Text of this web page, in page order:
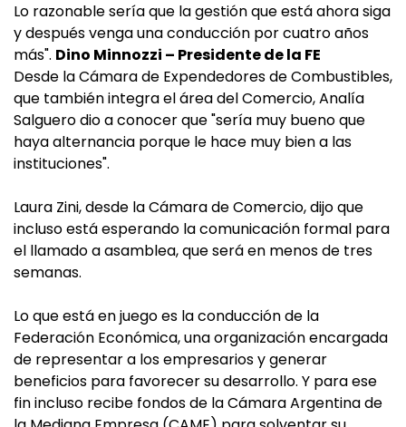
Lo razonable sería que la gestión que está ahora siga
y después venga una conducción por cuatro años
más". Dino Minnozzi – Presidente de la FE
Desde la Cámara de Expendedores de Combustibles,
que también integra el área del Comercio, Analía
Salguero dio a conocer que "sería muy bueno que
haya alternancia porque le hace muy bien a las
instituciones".
Laura Zini, desde la Cámara de Comercio, dijo que
incluso está esperando la comunicación formal para
el llamado a asamblea, que será en menos de tres
semanas.
Lo que está en juego es la conducción de la
Federación Económica, una organización encargada
de representar a los empresarios y generar
beneficios para favorecer su desarrollo. Y para ese
fin incluso recibe fondos de la Cámara Argentina de